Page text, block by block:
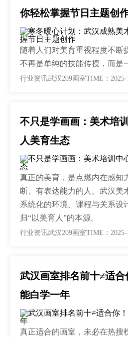
你轻松掌握节日主题创
随着人们对美育重视程度不断
不再是单纯的技能传授，而是
行业资讯武汉209画室TIME：2025-
不只是学画画：美术培
人美育生态
真正的美育，是点燃内在感知
断、有表达能力的人。武汉美
系统化的环境、课程与关系设
归“以美育人”的本源。
行业资讯武汉209画室TIME：2025-
武汉画室排名前十≠适
能白学一年
真正适合的画室，未必在热搜